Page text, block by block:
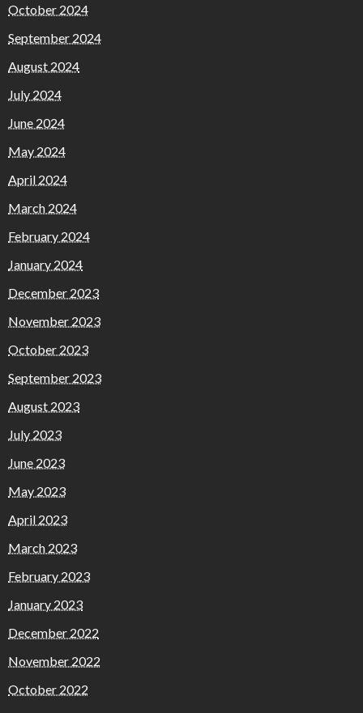
October 2024
September 2024
August 2024
July 2024
June 2024
May 2024
April 2024
March 2024
February 2024
January 2024
December 2023
November 2023
October 2023
September 2023
August 2023
July 2023
June 2023
May 2023
April 2023
March 2023
February 2023
January 2023
December 2022
November 2022
October 2022